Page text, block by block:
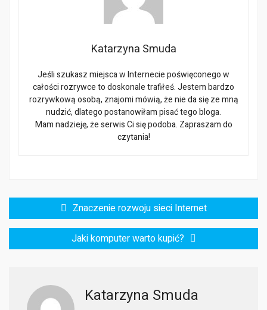
Katarzyna Smuda
Jeśli szukasz miejsca w Internecie poświęconego w
całości rozrywce to doskonale trafiłeś. Jestem bardzo
rozrywkową osobą, znajomi mówią, że nie da się ze mną
nudzić, dlatego postanowiłam pisać tego bloga.
Mam nadzieję, że serwis Ci się podoba. Zapraszam do
czytania!
wpisu
Znaczenie rozwoju sieci Internet
Jaki komputer warto kupić?
Katarzyna Smuda